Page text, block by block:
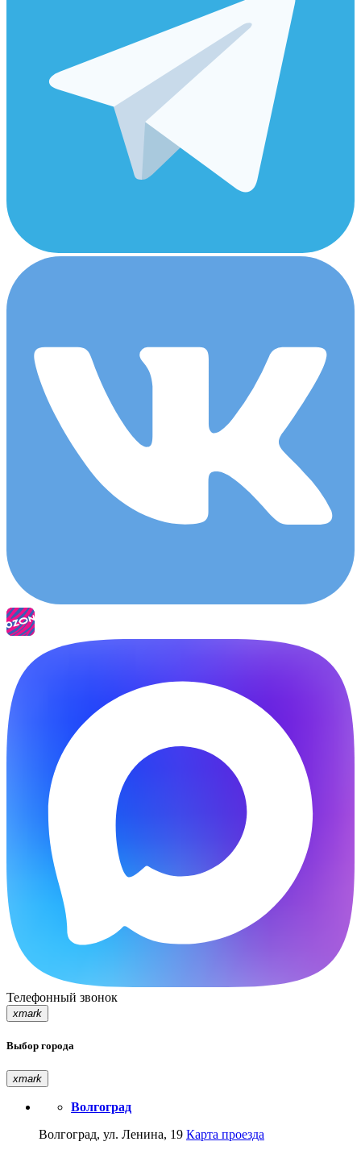
Телефонный звонок
xmark
Выбор города
xmark
Волгоград
Волгоград, ул. Ленина, 19 Карта проезда